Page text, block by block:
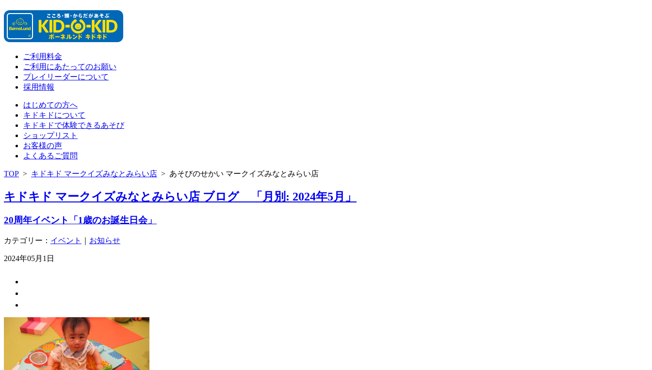
ご利用料金
ご利用にあたってのお願い
プレイリーダーについて
採用情報
はじめての方へ
キドキドについて
キドキドで体験できるあそび
ショップリスト
お客様の声
よくあるご質問
TOP > キドキド マークイズみなとみらい店 > あそびのせかい マークイズみなとみらい店
キドキド マークイズみなとみらい店 ブログ 「月別: 2024年5月」
20周年イベント「1歳のお誕生日会」
カテゴリー： イベント お知らせ
2024年05月1日